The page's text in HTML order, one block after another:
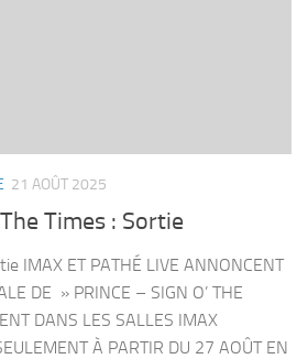
21 AOÛT 2025
Times : Sortie
IMAX ET PATHÉ LIVE ANNONCENT
DE » PRINCE – SIGN O’ THE
DANS LES SALLES IMAX
À PARTIR DU 27 AOÛT EN